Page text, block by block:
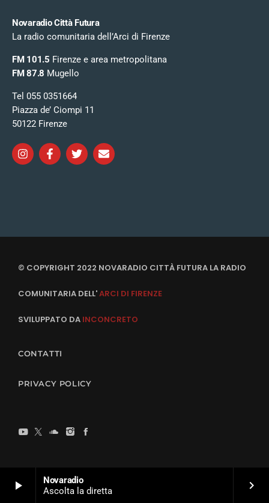
play_arrow
Novaradio
Ascolta la diretta
keyboard_arrow_right
Novaradio Città Futura
La radio comunitaria dell’Arci di Firenze
FM 101.5 Firenze e area metropolitana
FM 87.8 Mugello
Tel 055 0351664
Piazza de’ Ciompi 11
50122 Firenze
© COPYRIGHT 2022 NOVARADIO CITTÀ FUTURA LA RADIO
COMUNITARIA DELL'ARCI DI FIRENZE
SVILUPPATO DA INCONCRETO
CONTATTI
PRIVACY POLICY